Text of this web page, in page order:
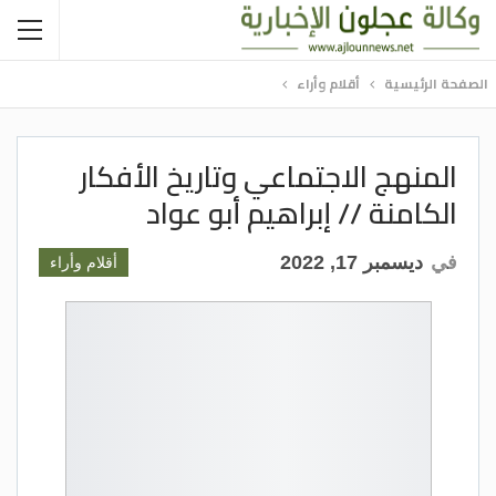
الصفحة الرئيسية أقلام وأراء
المنهج الاجتماعي وتاريخ الأفكار
الكامنة // إبراهيم أبو عواد
أقلام وأراء في ديسمبر 17, 2022